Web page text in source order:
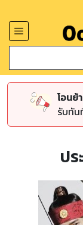
โอนย้
รับทัน
ป